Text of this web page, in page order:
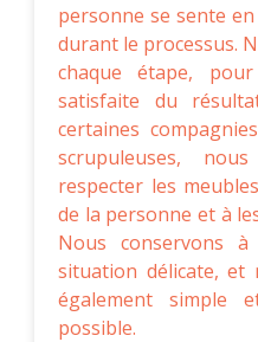
personne se sente
durant le processus.
chaque étape,
satisfaite du
certaines
scrupuleuses,
respecter les
de la personne et à
Nous conservons à
situation délicate, et
également simple
possible.